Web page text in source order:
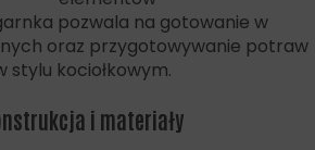
pozwala na gotowanie w
oraz przygotowywanie potraw
stylu kociołkowym.
i materiały